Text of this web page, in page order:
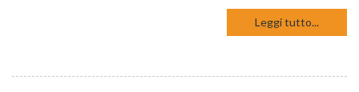
Leggi tutto...